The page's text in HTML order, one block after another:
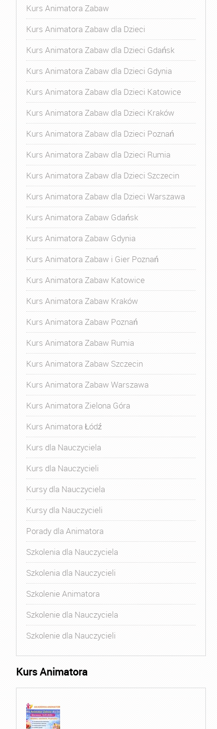
Kurs Animatora Zabaw
Kurs Animatora Zabaw dla Dzieci
Kurs Animatora Zabaw dla Dzieci Gdańsk
Kurs Animatora Zabaw dla Dzieci Gdynia
Kurs Animatora Zabaw dla Dzieci Katowice
Kurs Animatora Zabaw dla Dzieci Kraków
Kurs Animatora Zabaw dla Dzieci Poznań
Kurs Animatora Zabaw dla Dzieci Rumia
Kurs Animatora Zabaw dla Dzieci Szczecin
Kurs Animatora Zabaw dla Dzieci Warszawa
Kurs Animatora Zabaw Gdańsk
Kurs Animatora Zabaw Gdynia
Kurs Animatora Zabaw i Gier Poznań
Kurs Animatora Zabaw Katowice
Kurs Animatora Zabaw Kraków
Kurs Animatora Zabaw Poznań
Kurs Animatora Zabaw Rumia
Kurs Animatora Zabaw Szczecin
Kurs Animatora Zabaw Warszawa
Kurs Animatora Zielona Góra
Kurs Animatora Łódź
Kurs dla Nauczyciela
Kurs dla Nauczycieli
Kursy dla Nauczyciela
Kursy dla Nauczycieli
Porady dla Animatora
Szkolenia dla Nauczyciela
Szkolenia dla Nauczycieli
Szkolenie Animatora
Szkolenie dla Nauczyciela
Szkolenie dla Nauczycieli
Kurs Animatora